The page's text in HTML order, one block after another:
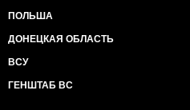
ПОЛЬША
ДОНЕЦКАЯ ОБЛАСТЬ
ВСУ
ГЕНШТАБ ВС